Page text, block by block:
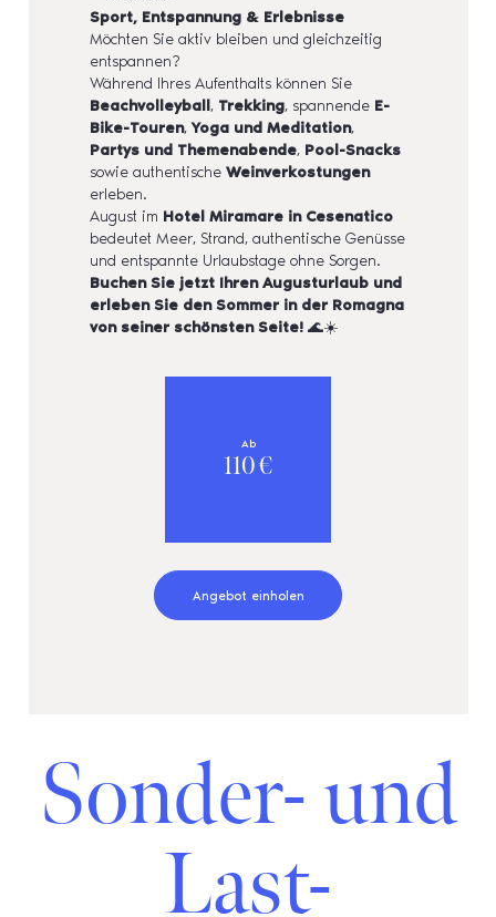
Sport, Entspannung & Erlebnisse
Möchten Sie aktiv bleiben und gleichzeitig
entspannen?
Während Ihres Aufenthalts können Sie
Beachvolleyball, Trekking, spannende E-
Bike-Touren,Yoga und Meditation,
Partys und Themenabende, Pool-Snacks
sowie authentische Weinverkostungen
erleben.
August im Hotel Miramare in Cesenatico
bedeutet Meer, Strand, authentische Genüsse
und entspannte Urlaubstage ohne Sorgen.
Buchen Sie jetzt Ihren Augusturlaub und
erleben Sie den Sommer in der Romagna
von seiner schönsten Seite!🌊☀️
Ab
110€
Angebot einholen
Sonder- und
Last-